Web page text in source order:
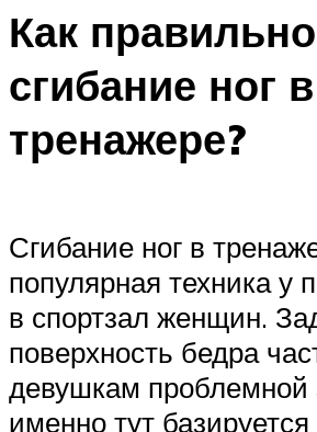
Как
сгибание ног в
тренажере?
Сгибание ног в
популярная техника у
в спортзал женщин.
поверхность бедра
девушкам проблемной
именно тут базируется